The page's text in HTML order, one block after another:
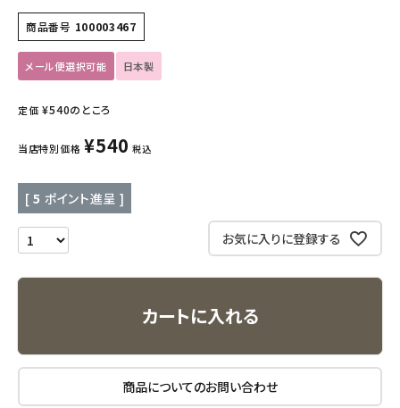
日用品雑貨
フェムケア
インナー・下着・ナイトウェア
キッズ・ベビー・マタニティ
キッチン用品
フード・ドリンク
ブランド
オリジナルブランド
商品番号 100003467
メール便選択可能 日本製
定価 ¥540のところ
当店特別価格 ¥540 税込
[ 5 ポイント進呈 ]
お気に入りに登録する
カートに入れる
商品についてのお問い合わせ